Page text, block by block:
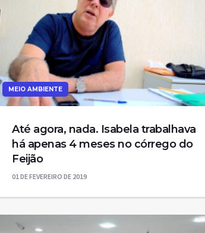
MEIO AMBIENTE
Até agora, nada. Isabela trabalhava
há apenas 4 meses no córrego do
Feijão
01 DE FEVEREIRO DE 2019